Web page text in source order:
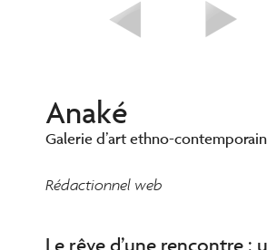
Anaké
Galerie d’art ethno-contemporain
Rédactionnel web
Le rêve d’une rencontre :